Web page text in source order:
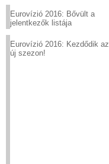
Eurovízió 2016: Bővült a
jelentkezők listája
Eurovízió 2016: Kezdődik az
új szezon!